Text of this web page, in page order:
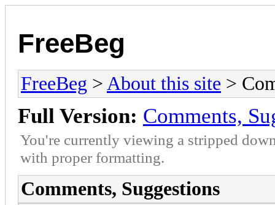
FreeBeg
FreeBeg > About this site >
Full Version: Comments,
You're currently viewing a stripped
with proper formatting.
Comments, Suggestions